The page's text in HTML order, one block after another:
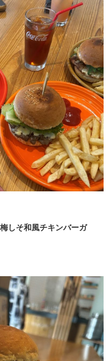
梅しそ和風チキンバーガ